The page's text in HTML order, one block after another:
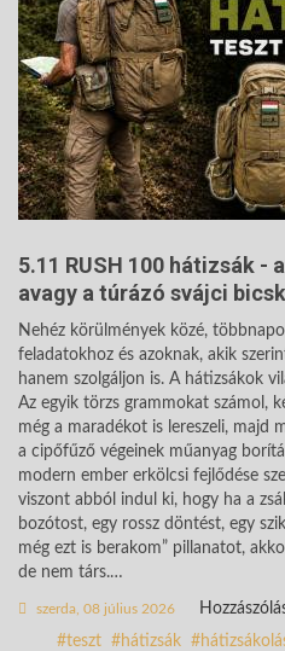
5.11 RUSH 100 hátizsák -
avagy a túrázó svájci
Nehéz körülmények közé,
feladatokhoz és azoknak, akik
hanem szolgáljon is. A hátizsákok
Az egyik törzs grammokat számol,
még a maradékot is lereszeli, majd
a cipőfűző végeinek műanyag
modern ember erkölcsi fejlődése
viszont abból indul ki, hogy ha a
bozótost, egy rossz döntést, egy
még ezt is berakom” pillanatot,
de nem társ.…
szerda, 08 július 2026
teszt hátizsák